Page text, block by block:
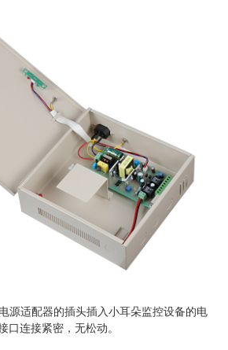
源适配器的插头插入小耳朵监控设备的电
口连接紧密，无松动。